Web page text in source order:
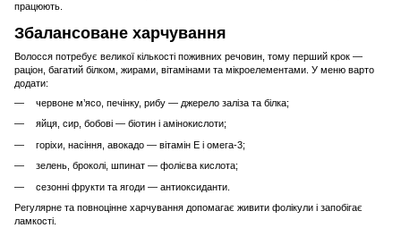
працюють.
Збалансоване харчування
Волосся потребує великої кількості поживних речовин, тому перший крок —
раціон, багатий білком, жирами, вітамінами та мікроелементами. У меню варто
додати:
червоне м’ясо, печінку, рибу — джерело заліза та білка;
яйця, сир, бобові — біотин і амінокислоти;
горіхи, насіння, авокадо — вітамін E і омега-3;
зелень, броколі, шпинат — фолієва кислота;
сезонні фрукти та ягоди — антиоксиданти.
Регулярне та повноцінне харчування допомагає живити фолікули і запобігає
ламкості.